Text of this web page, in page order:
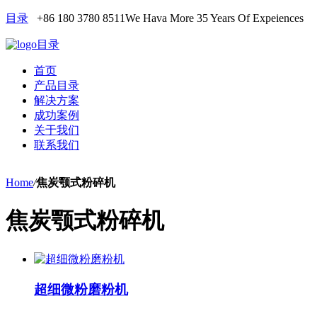
目录 +86 180 3780 8511We Hava More 35 Years Of Expeiences
目录
首页
产品目录
解决方案
成功案例
关于我们
联系我们
Home/焦炭颚式粉碎机
焦炭颚式粉碎机
超细微粉磨粉机